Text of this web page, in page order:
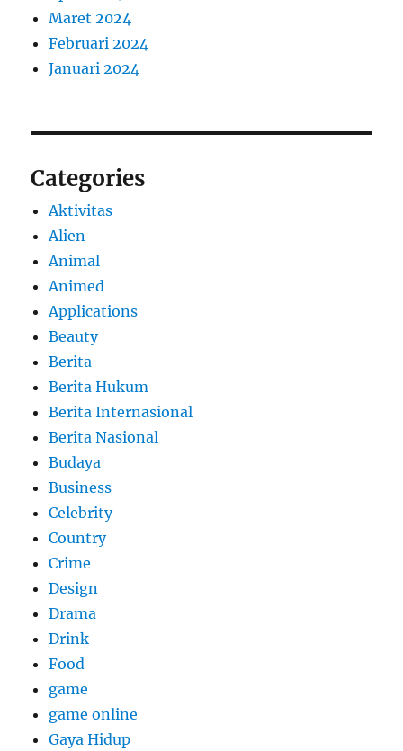
Maret 2024
Februari 2024
Januari 2024
Categories
Aktivitas
Alien
Animal
Animed
Applications
Beauty
Berita
Berita Hukum
Berita Internasional
Berita Nasional
Budaya
Business
Celebrity
Country
Crime
Design
Drama
Drink
Food
game
game online
Gaya Hidup